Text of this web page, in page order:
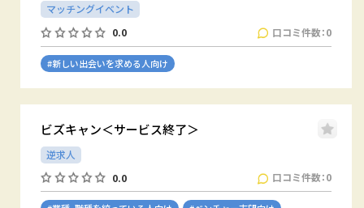
マッチングイベント
0.0
口コミ件数：0
#新しい出会いを求める人向け
ビズキャン＜サービス終了＞
逆求人
0.0
口コミ件数：0